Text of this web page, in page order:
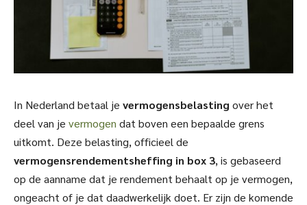
In Nederland betaal je vermogensbelasting over het
deel van je vermogen dat boven een bepaalde grens
uitkomt. Deze belasting, officieel de
vermogensrendementsheffing in box 3, is gebaseerd
op de aanname dat je rendement behaalt op je vermogen,
ongeacht of je dat daadwerkelijk doet. Er zijn de komende